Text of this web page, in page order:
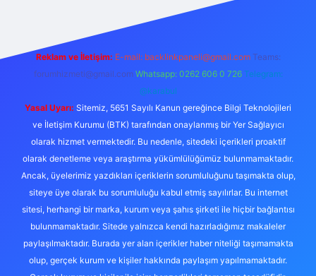
Reklam ve İletişim: E-mail: backlinkpaneli@gmail.com Teams:
forumhizmeti@gmail.com Whatsapp: 0262 606 0 726 Telegram:
@karabul
Yasal Uyarı: Sitemiz, 5651 Sayılı Kanun gereğince Bilgi Teknolojileri
ve İletişim Kurumu (BTK) tarafından onaylanmış bir Yer Sağlayıcı
olarak hizmet vermektedir. Bu nedenle, sitedeki içerikleri proaktif
olarak denetleme veya araştırma yükümlülüğümüz bulunmamaktadır.
Ancak, üyelerimiz yazdıkları içeriklerin sorumluluğunu taşımakta olup,
siteye üye olarak bu sorumluluğu kabul etmiş sayılırlar. Bu internet
sitesi, herhangi bir marka, kurum veya şahıs şirketi ile hiçbir bağlantısı
bulunmamaktadır. Sitede yalnızca kendi hazırladığımız makaleler
paylaşılmaktadır. Burada yer alan içerikler haber niteliği taşımamakta
olup, gerçek kurum ve kişiler hakkında paylaşım yapılmamaktadır.